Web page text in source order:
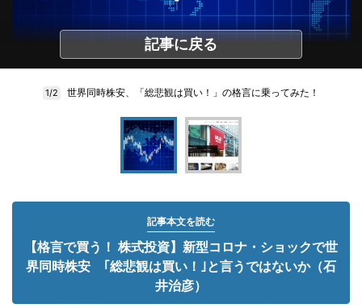
記事に戻る
1/2 世界同時株安、「総悲観は買い！」の格言に乗ってみた！
記事本文を読む
【格言で買う！ 株式投資】新型コロナ・ショックで世
界同時株安 ｢総悲観は買い！｣と言うではないか（石
井治彦）